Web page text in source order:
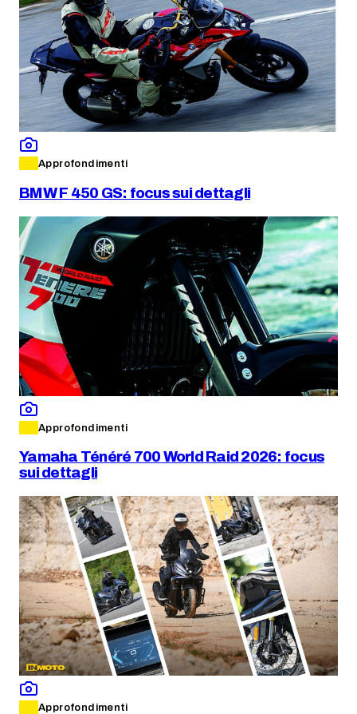
Approfondimenti
BMW F 450 GS: focus sui dettagli
Approfondimenti
Yamaha Ténéré 700 World Raid 2026: focus
sui dettagli
Approfondimenti